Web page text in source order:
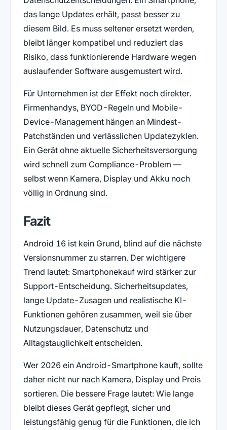
das lange Updates erhält, passt besser zu
diesem Bild. Es muss seltener ersetzt werden,
bleibt länger kompatibel und reduziert das
Risiko, dass funktionierende Hardware wegen
auslaufender Software ausgemustert wird.
Für Unternehmen ist der Effekt noch direkter.
Firmenhandys, BYOD-Regeln und Mobile-
Device-Management hängen an Mindest-
Patchständen und verlässlichen Updatezyklen.
Ein Gerät ohne aktuelle Sicherheitsversorgung
wird schnell zum Compliance-Problem —
selbst wenn Kamera, Display und Akku noch
völlig in Ordnung sind.
Fazit
Android 16 ist kein Grund, blind auf die nächste
Versionsnummer zu starren. Der wichtigere
Trend lautet: Smartphonekauf wird stärker zur
Support-Entscheidung. Sicherheitsupdates,
lange Update-Zusagen und realistische KI-
Funktionen gehören zusammen, weil sie über
Nutzungsdauer, Datenschutz und
Alltagstauglichkeit entscheiden.
Wer 2026 ein Android-Smartphone kauft, sollte
daher nicht nur nach Kamera, Display und Preis
sortieren. Die bessere Frage lautet: Wie lange
bleibt dieses Gerät gepflegt, sicher und
leistungsfähig genug für die Funktionen, die ich